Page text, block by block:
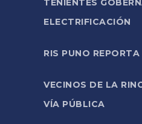
TENIENTES
ELECTRIFICACIÓN
RIS PUNO
VECINOS DE LA
VÍA PÚBLICA